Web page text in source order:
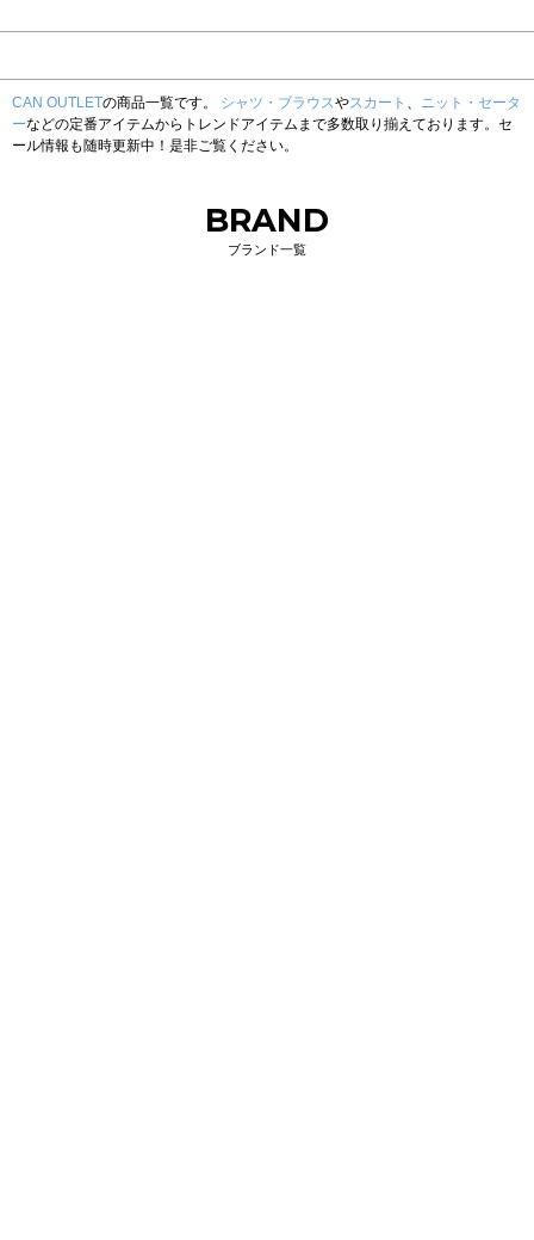
CAN OUTLETの商品一覧です。 シャツ・ブラウスやスカート 、 ニット・セータ
ーなどの定番アイテムからトレンドアイテムまで多数取り揃えております。セ
ール情報も随時更新中！是非ご覧ください。
BRAND
ブランド一覧